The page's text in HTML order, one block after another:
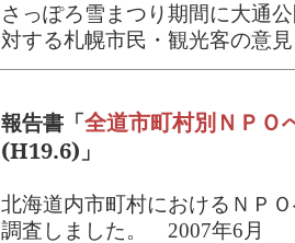
さっぽろ雪まつり期間に大通
対する札幌市民・観光客の意
報告書「全道市町村別ＮＰＯ
(H19.6) 」
北海道内市町村におけるＮＰ
調査しました。 2007年6月